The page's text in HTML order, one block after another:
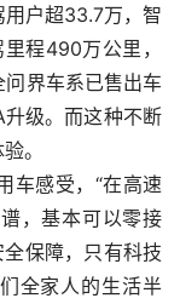
户超33.7万，智
程490万公里，
界车系已售出车
级。而这种不断
。
车感受，“在高速
，基本可以零接
保障，只有科技
全家人的生活半